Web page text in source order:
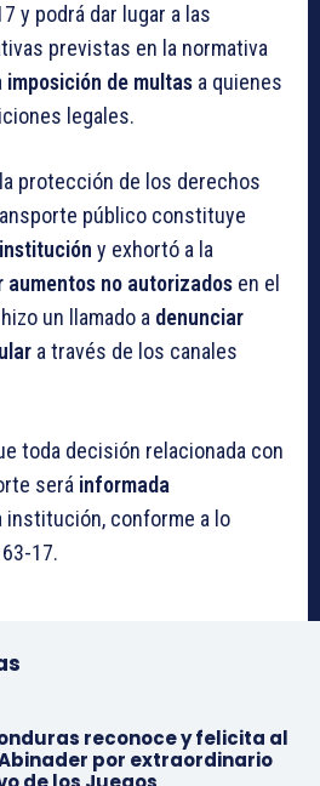
y podrá dar lugar a las
previstas en la normativa
imposición de multas a quienes
legales.
protección de los derechos
público constituye
y exhortó a la
aumentos no autorizados en el
un llamado a denunciar
a través de los canales
toda decisión relacionada con
será informada
institución, conforme a lo
17.
reconoce y felicita al
por extraordinario